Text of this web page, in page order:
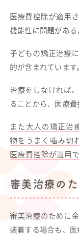
医療費控除が適用
機能性に問題がある
子どもの矯正治療
的が含まれています。
治療をしなければ
ることから、医療
また大人の矯正治
物をうまく噛み切
医療費控除が適用
審美治療の
審美治療のために
装着する場合も、医